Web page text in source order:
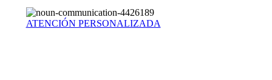
ATENCIÓN PERSONALIZADA